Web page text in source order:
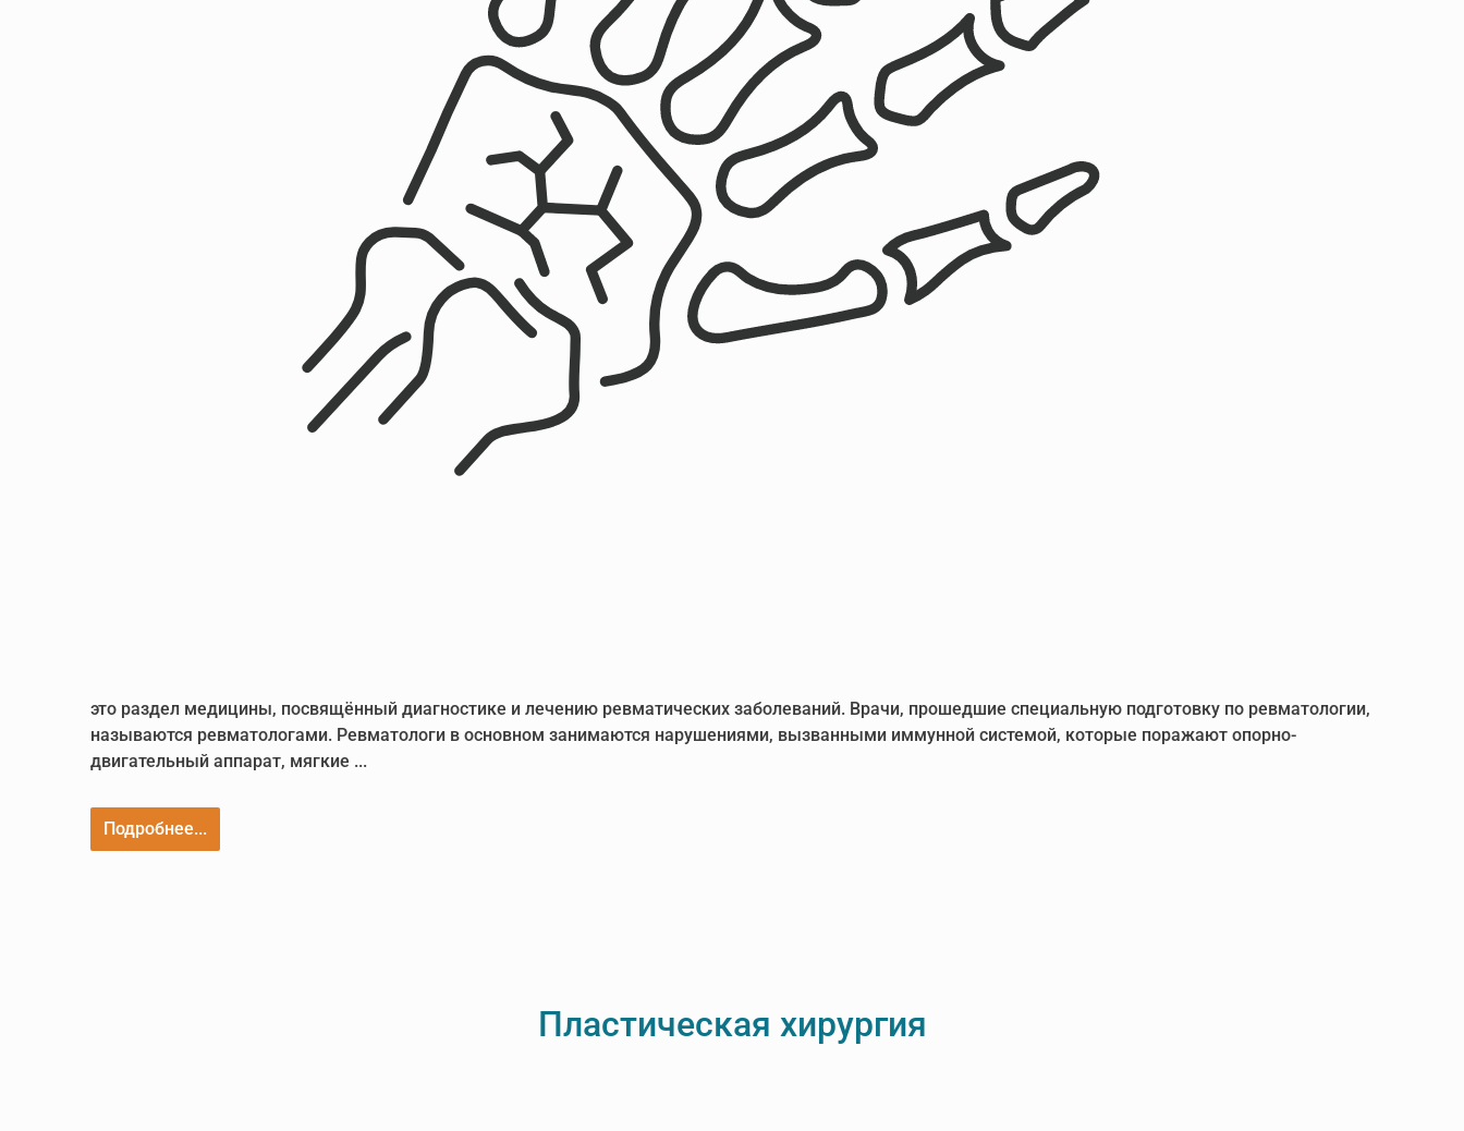
это раздел медицины, посвящённый диагностике и лечению ревматических заболеваний. Врачи, прошедшие специальную подготовку по ревматологии,
называются ревматологами. Ревматологи в основном занимаются нарушениями, вызванными иммунной системой, которые поражают опорно-
двигательный аппарат, мягкие ...
Подробнее...
Пластическая хирургия